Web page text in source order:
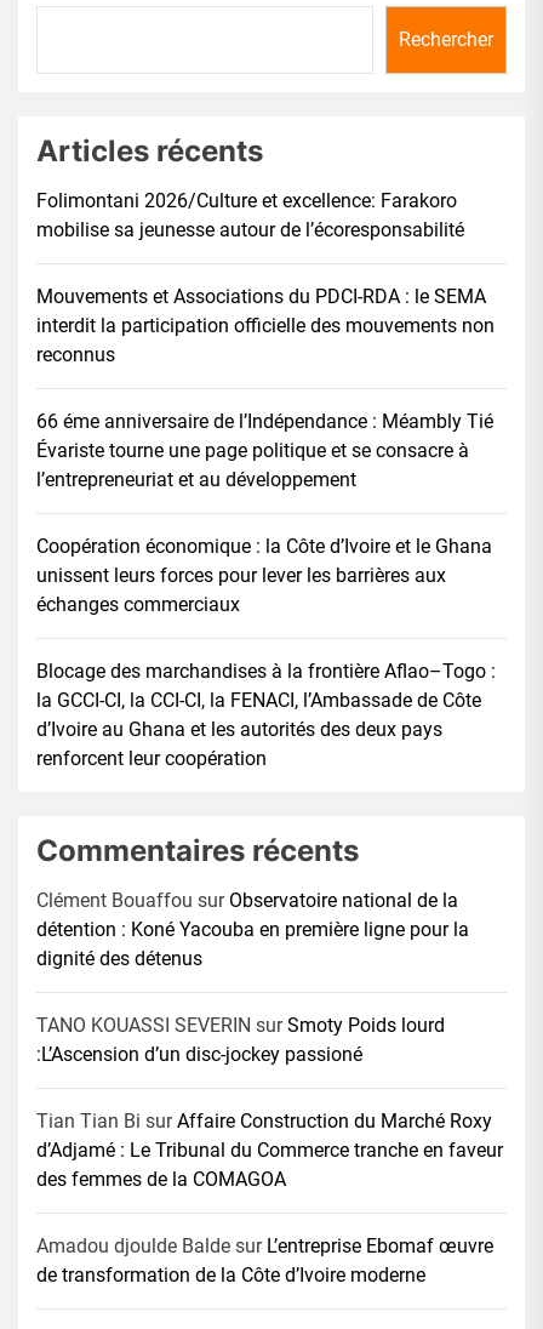
Rechercher
Articles récents
Folimontani 2026/Culture et excellence: Farakoro
mobilise sa jeunesse autour de l’écoresponsabilité
Mouvements et Associations du PDCI-RDA : le SEMA
interdit la participation officielle des mouvements non
reconnus
66 éme anniversaire de l’Indépendance : Méambly Tié
Évariste tourne une page politique et se consacre à
l’entrepreneuriat et au développement
Coopération économique : la Côte d’Ivoire et le Ghana
unissent leurs forces pour lever les barrières aux
échanges commerciaux
Blocage des marchandises à la frontière Aflao–Togo :
la GCCI-CI, la CCI-CI, la FENACI, l’Ambassade de Côte
d’Ivoire au Ghana et les autorités des deux pays
renforcent leur coopération
Commentaires récents
Clément Bouaffou sur Observatoire national de la
détention : Koné Yacouba en première ligne pour la
dignité des détenus
TANO KOUASSI SEVERIN surSmoty Poids lourd
:L’Ascension d’un disc-jockey passioné
Tian Tian Bi surAffaire Construction du Marché Roxy
d’Adjamé : Le Tribunal du Commerce tranche en faveur
des femmes de la COMAGOA
Amadou djoulde Balde sur L’entreprise Ebomaf œuvre
de transformation de la Côte d’Ivoire moderne